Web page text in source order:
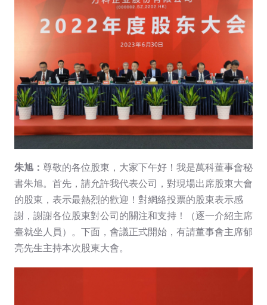
朱旭： 尊敬的各位股東，大家下午好！我是萬科董事會秘
書朱旭。首先，請允許我代表公司，對現場出席股東大會
的股東，表示最熱烈的歡迎！對網絡投票的股東表示感
謝，謝謝各位股東對公司的關注和支持！（逐一介紹主席
臺就坐人員）。下面，會議正式開始，有請董事會主席郁
亮先生主持本次股東大會。